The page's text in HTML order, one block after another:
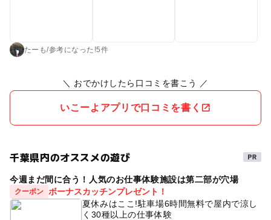
たーも/参考になった!5件
＼ おでかけしたら口コミを書こう ／
いこーよアプリで口コミを書く
千葉県内のオススメの遊び
今週まだ間に合う！人気のお仕事体験施設は第二部が穴場
クーポン
ボーナスカッチンプレゼント！
夏休みはここ!駐車場6時間無料で屋内で涼し
く30種以上の仕事体験